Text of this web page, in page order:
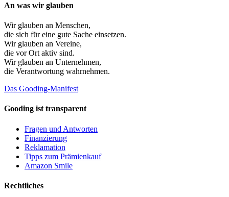
An was wir glauben
Wir glauben an Menschen,
die sich für eine gute Sache einsetzen.
Wir glauben an Vereine,
die vor Ort aktiv sind.
Wir glauben an Unternehmen,
die Verantwortung wahrnehmen.
Das Gooding-Manifest
Gooding ist transparent
Fragen und Antworten
Finanzierung
Reklamation
Tipps zum Prämienkauf
Amazon Smile
Rechtliches